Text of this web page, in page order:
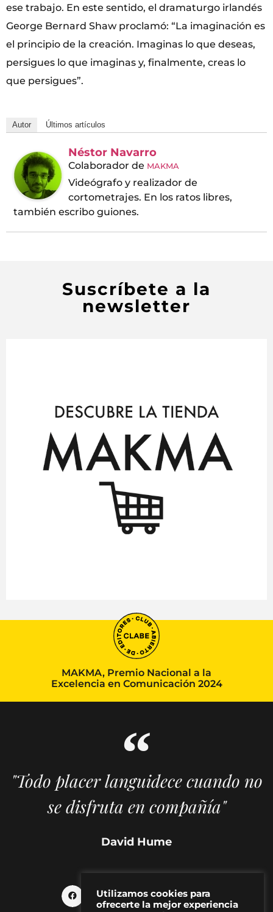
ese trabajo. En este sentido, el dramaturgo irlandés
George Bernard Shaw proclamó: “La imaginación es
el principio de la creación. Imaginas lo que deseas,
persigues lo que imaginas y, finalmente, creas lo
que persigues”.
Autor Últimos artículos
Néstor Navarro
Colaborador de MAKMA
Videógrafo y realizador de
cortometrajes. En los ratos libres,
también escribo guiones.
Suscríbete a la
newsletter
MAKMA, Premio Nacional a la
Excelencia en Comunicación 2024
"Todo placer languidece cuando no
se disfruta en compañía"
David Hume
Utilizamos cookies para
ofrecerte la mejor experiencia